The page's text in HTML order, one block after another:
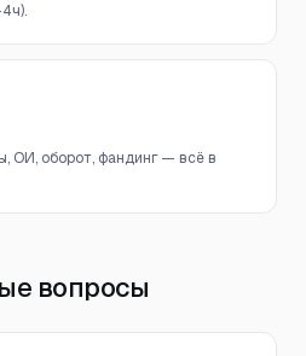
ОИ, оборот, фандинг — всё в
вопросы